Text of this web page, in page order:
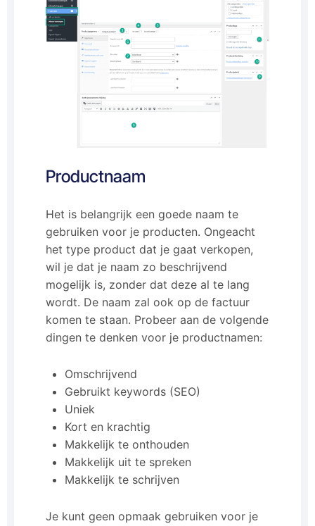
Productnaam
Het is belangrijk een goede naam te
gebruiken voor je producten. Ongeacht
het type product dat je gaat verkopen,
wil je dat je naam zo beschrijvend
mogelijk is, zonder dat deze al te lang
wordt. De naam zal ook op de factuur
komen te staan. Probeer aan de volgende
dingen te denken voor je productnamen:
Omschrijvend
Gebruikt keywords (SEO)
Uniek
Kort en krachtig
Makkelijk te onthouden
Makkelijk uit te spreken
Makkelijk te schrijven
Je kunt geen opmaak gebruiken voor je